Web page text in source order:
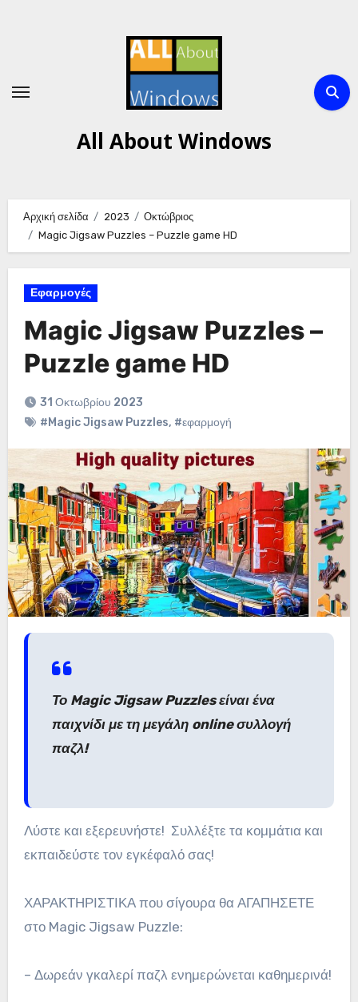
All About Windows
Αρχική σελίδα 2023
Οκτώβριος
Magic Jigsaw Puzzles – Puzzle game HD
Εφαρμογές
Magic Jigsaw Puzzles –
Puzzle game HD
31 Οκτωβρίου 2023
#Magic Jigsaw Puzzles, #εφαρμογή
Το Magic Jigsaw Puzzles είναι ένα
παιχνίδι με τη μεγάλη online συλλογή
παζλ!
Λύστε και εξερευνήστε! Συλλέξτε τα κομμάτια και
εκπαιδεύστε τον εγκέφαλό σας!
ΧΑΡΑΚΤΗΡΙΣΤΙΚΑ που σίγουρα θα ΑΓΑΠΗΣΕΤΕ
στο Magic Jigsaw Puzzle:
– Δωρεάν γκαλερί παζλ ενημερώνεται καθημερινά!